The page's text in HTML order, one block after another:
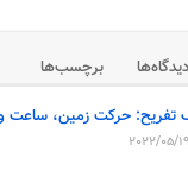
دیدگاه‌ها برچسب‌ها
تفریح: حرکت زمین، ساعت
2022/05/19